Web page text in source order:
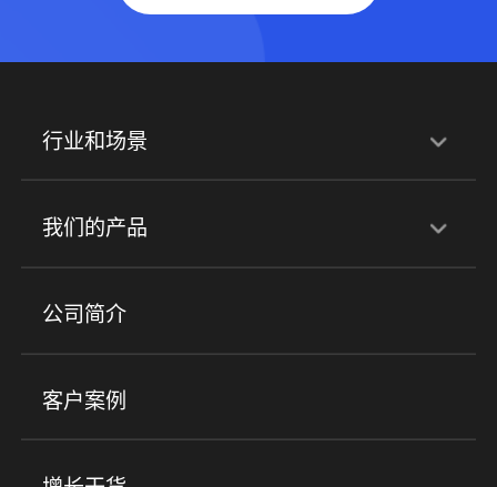
行业和场景
行业解决方案
培训机构 职业技能培训 兴趣培训
金融行业
心理机构
我们的产品
产品
小程序商城 ERP 企微SCRM
社群圈子
公司简介
客户案例